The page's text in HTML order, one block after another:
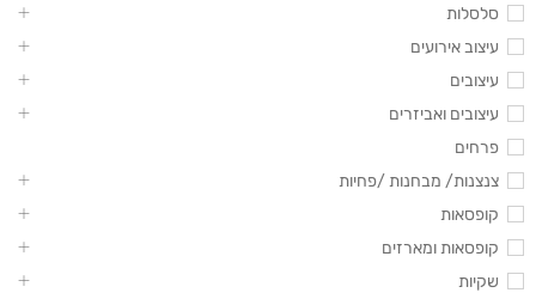
סלסלות
עיצוב אירועים
עיצובים
עיצובים ואביזרים
פרחים
צנצנות/ מבחנות /פחיות
קופסאות
קופסאות ומארזים
שקיות